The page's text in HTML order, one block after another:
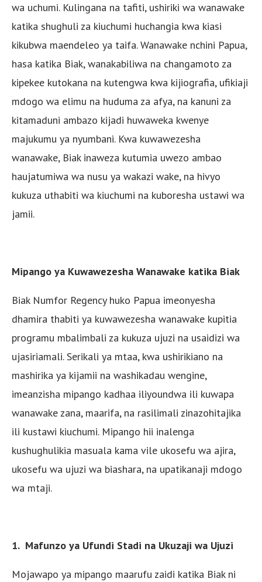
wa uchumi. Kulingana na tafiti, ushiriki wa wanawake
katika shughuli za kiuchumi huchangia kwa kiasi
kikubwa maendeleo ya taifa. Wanawake nchini Papua,
hasa katika Biak, wanakabiliwa na changamoto za
kipekee kutokana na kutengwa kwa kijiografia, ufikiaji
mdogo wa elimu na huduma za afya, na kanuni za
kitamaduni ambazo kijadi huwaweka kwenye
majukumu ya nyumbani. Kwa kuwawezesha
wanawake, Biak inaweza kutumia uwezo ambao
haujatumiwa wa nusu ya wakazi wake, na hivyo
kukuza uthabiti wa kiuchumi na kuboresha ustawi wa
jamii.
Mipango ya Kuwawezesha Wanawake katika Biak
Biak Numfor Regency huko Papua imeonyesha
dhamira thabiti ya kuwawezesha wanawake kupitia
programu mbalimbali za kukuza ujuzi na usaidizi wa
ujasiriamali. Serikali ya mtaa, kwa ushirikiano na
mashirika ya kijamii na washikadau wengine,
imeanzisha mipango kadhaa iliyoundwa ili kuwapa
wanawake zana, maarifa, na rasilimali zinazohitajika
ili kustawi kiuchumi. Mipango hii inalenga
kushughulikia masuala kama vile ukosefu wa ajira,
ukosefu wa ujuzi wa biashara, na upatikanaji mdogo
wa mtaji.
1. Mafunzo ya Ufundi Stadi na Ukuzaji wa Ujuzi
Mojawapo ya mipango maarufu zaidi katika Biak ni